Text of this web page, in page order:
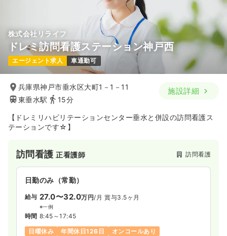
詳細を見る
日勤のみ（パート） 一時募集休止
給与 時給1,300〜1,450
時間 8:30～17:30（休憩60分）
日曜休み
時給1,400円以上可
詳細を見る
※一例
8:45～17:45
株式会社リライフ
ドレミ訪問看護ステーション神戸西
エージェント求人 車通勤可
兵庫県神戸市垂水区大町1－1－11
東垂水駅
15分
施設詳細
【ドレミリハビリテーションセンター垂水と併設の訪問看護ス
テーションです☆】
訪問看護正看護師 訪問看護
日勤のみ（常勤）
給与 27.0〜32.0万円/月 賞与3.5ヶ月
※一例
時間 8:45～17:45
日曜休み
年間休日126日
オンコールあり